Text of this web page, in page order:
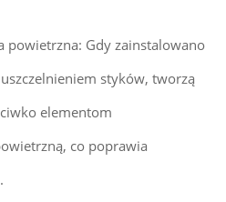
powietrzna: Gdy zainstalowano
styków, tworzą
elementom
co poprawia